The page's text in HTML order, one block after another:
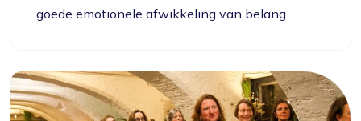
goede emotionele afwikkeling van belang.